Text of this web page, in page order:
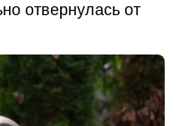
отвернулась от